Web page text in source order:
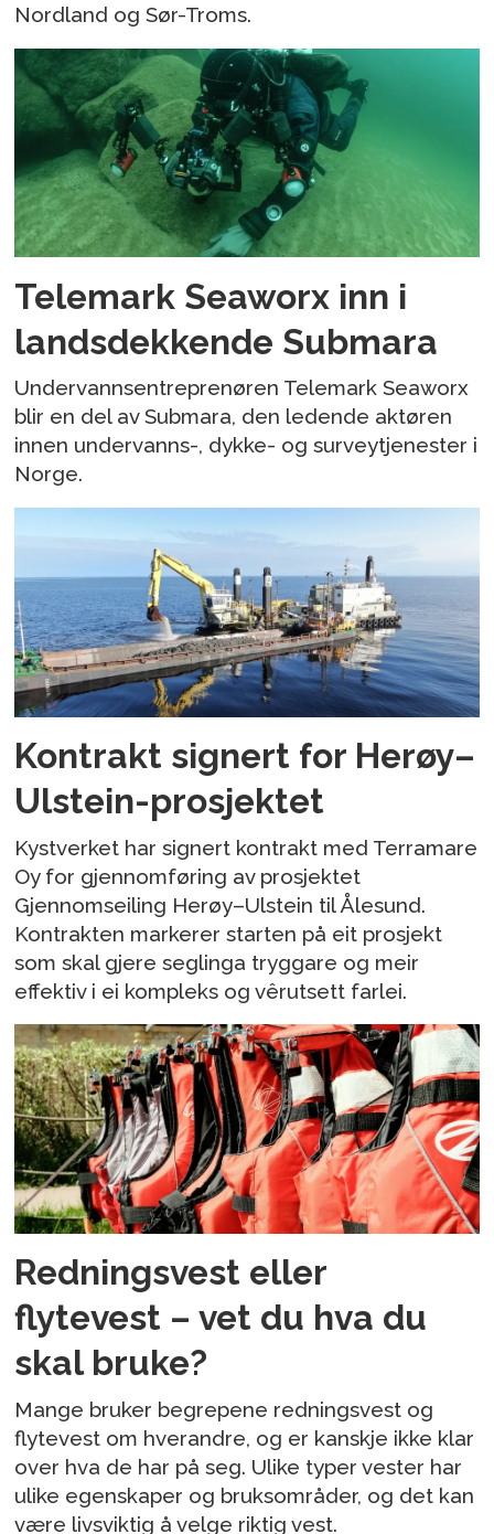
Nordland og Sør-Troms.
Telemark Seaworx inn i
landsdekkende Submara
Undervannsentreprenøren Telemark Seaworx
blir en del av Submara, den ledende aktøren
innen undervanns-, dykke- og surveytjenester i
Norge.
Kontrakt signert for Herøy–
Ulstein-prosjektet
Kystverket har signert kontrakt med Terramare
Oy for gjennomføring av prosjektet
Gjennomseiling Herøy–Ulstein til Ålesund.
Kontrakten markerer starten på eit prosjekt
som skal gjere seglinga tryggare og meir
effektiv i ei kompleks og vêrutsett farlei.
Redningsvest eller
flytevest – vet du hva du
skal bruke?
Mange bruker begrepene redningsvest og
flytevest om hverandre, og er kanskje ikke klar
over hva de har på seg. Ulike typer vester har
ulike egenskaper og bruksområder, og det kan
være livsviktig å velge riktig vest.